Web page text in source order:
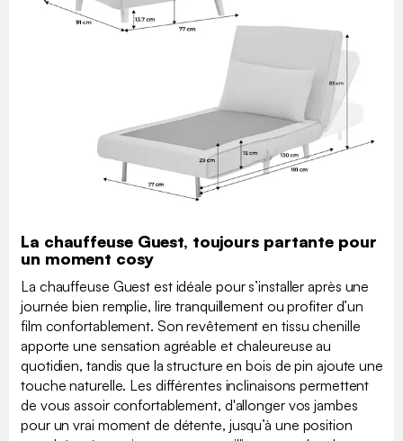
La chauffeuse Guest, toujours partante pour
un moment cosy
La chauffeuse Guest est idéale pour s’installer après une
journée bien remplie, lire tranquillement ou profiter d’un
film confortablement. Son revêtement en tissu chenille
apporte une sensation agréable et chaleureuse au
quotidien, tandis que la structure en bois de pin ajoute une
touche naturelle. Les différentes inclinaisons permettent
de vous assoir confortablement, d'allonger vos jambes
pour un vrai moment de détente, jusqu’à une position